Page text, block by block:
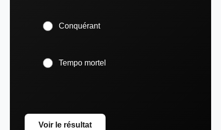
Conquérant
Tempo mortel
Voir le résultat